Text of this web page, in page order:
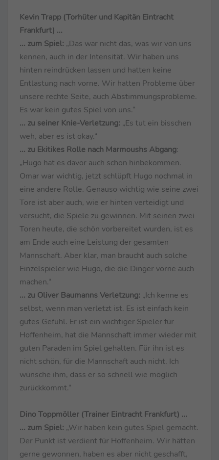
Kevin Trapp (Torhüter und Kapitän Eintracht
Frankfurt) ...
... zum Spiel: „Das war nicht das, was wir von uns
kennen, auch in der Intensität. Wir haben uns
hinten reindrücken lassen und hatten keine
Entlastung nach vorne. Wir hatten Probleme über
unsere rechte Seite, auch Abstimmungsprobleme.
Es war kein gutes Spiel von uns.“
... zu seiner Knie-Verletzung: „Es tut ein bisschen
weh, aber es ist okay.“
... zu Ekitikes Rolle nach Marmoushs Abgang:
„Hugo hat es davor auch schon hinbekommen.
Omar war wichtig, jetzt schlüpft Hugo nochmal in
eine andere Rolle. Genauso wichtig wie seine zwei
Tore ist aber auch, wie er hinten verteidigt und
versucht, die Spiele zu gewinnen. Mit seinen zwei
Toren heute, die schön vorbereitet wurden, ist es
am Ende auch eine Leistung der gesamten
Mannschaft. Aber klar, man braucht auch solche
Einzelspieler wie Hugo, die die Dinger vorne auch
machen.“
... zu Oliver Baumanns Verletzung: „Ich kenne es
selbst, wenn man verletzt ist. Es ist einfach kein
gutes Gefühl. Er ist ein wichtiger Spieler für
Hoffenheim, hat die Mannschaft immer wieder mit
guten Paraden im Spiel gehalten. Für ihn ist es
nicht schön, für die Mannschaft auch nicht. Ich
wünsche ihm, dass er so schnell wie möglich
zurückkommt.“
Dino Toppmöller (Trainer Eintracht Frankfurt) ...
... zum Spiel: „Wir haben kein gutes Spiel gemacht.
Der Punkt ist verdient für Hoffenheim. Wir hätten
gerne gewonnen, haben es aber nicht geschafft,